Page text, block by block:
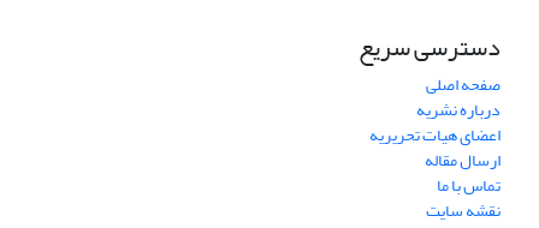
دسترسی سریع
صفحه اصلی
درباره نشریه
اعضای هیات تحریریه
ارسال مقاله
تماس با ما
نقشه سایت